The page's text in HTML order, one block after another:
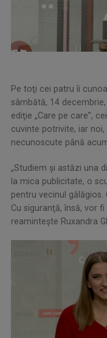
Pe toţi cei patru îi
sâmbătă, 14
ediţie „Care pe care”,
cuvinte potrivite, iar
necunoscute până
„Studiem și astăzi una
la mica publicitate, o
pentru vecinul gălăgios.
Cu siguranţă, însă, vor
reaminteşte Ruxandra